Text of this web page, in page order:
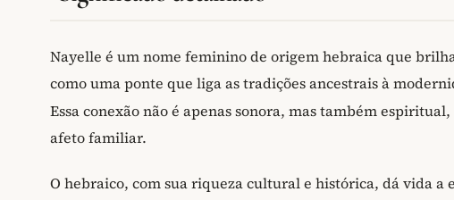
Nayelle é um nome feminino de origem hebraica que
como uma ponte que liga as tradições ancestrais à
Essa conexão não é apenas sonora, mas também
afeto familiar.
O hebraico, com sua riqueza cultural e histórica, dá vida a